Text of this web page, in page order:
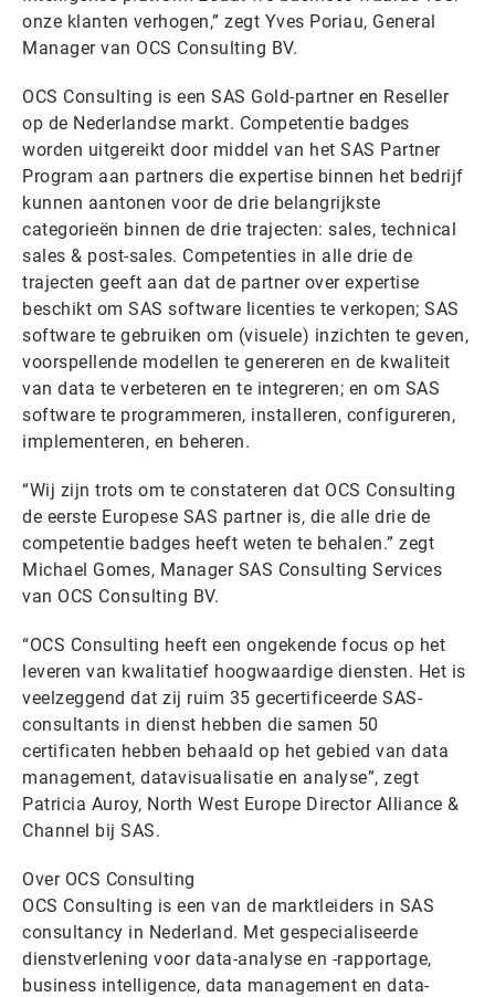
onze klanten verhogen,” zegt Yves Poriau, General
Manager van OCS Consulting BV.
OCS Consulting is een SAS Gold-partner en Reseller
op de Nederlandse markt. Competentie badges
worden uitgereikt door middel van het SAS Partner
Program aan partners die expertise binnen het bedrijf
kunnen aantonen voor de drie belangrijkste
categorieën binnen de drie trajecten: sales, technical
sales & post-sales. Competenties in alle drie de
trajecten geeft aan dat de partner over expertise
beschikt om SAS software licenties te verkopen; SAS
software te gebruiken om (visuele) inzichten te geven,
voorspellende modellen te genereren en de kwaliteit
van data te verbeteren en te integreren; en om SAS
software te programmeren, installeren, configureren,
implementeren, en beheren.
“Wij zijn trots om te constateren dat OCS Consulting
de eerste Europese SAS partner is, die alle drie de
competentie badges heeft weten te behalen.” zegt
Michael Gomes, Manager SAS Consulting Services
van OCS Consulting BV.
“OCS Consulting heeft een ongekende focus op het
leveren van kwalitatief hoogwaardige diensten. Het is
veelzeggend dat zij ruim 35 gecertificeerde SAS-
consultants in dienst hebben die samen 50
certificaten hebben behaald op het gebied van data
management, datavisualisatie en analyse”, zegt
Patricia Auroy, North West Europe Director Alliance &
Channel bij SAS.
Over OCS Consulting
OCS Consulting is een van de marktleiders in SAS
consultancy in Nederland. Met gespecialiseerde
dienstverlening voor data-analyse en -rapportage,
business intelligence, data management en data-